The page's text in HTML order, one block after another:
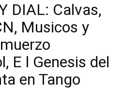
Notiloco
de
DIAL: Calvas,
Musicos y
E l Genesis del
en Tango